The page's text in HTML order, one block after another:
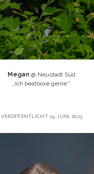
Megan @ Neustadt Süd
Ich beatboxe gerne.“
VERÖFFENTLICHT 19. JUNI 2023